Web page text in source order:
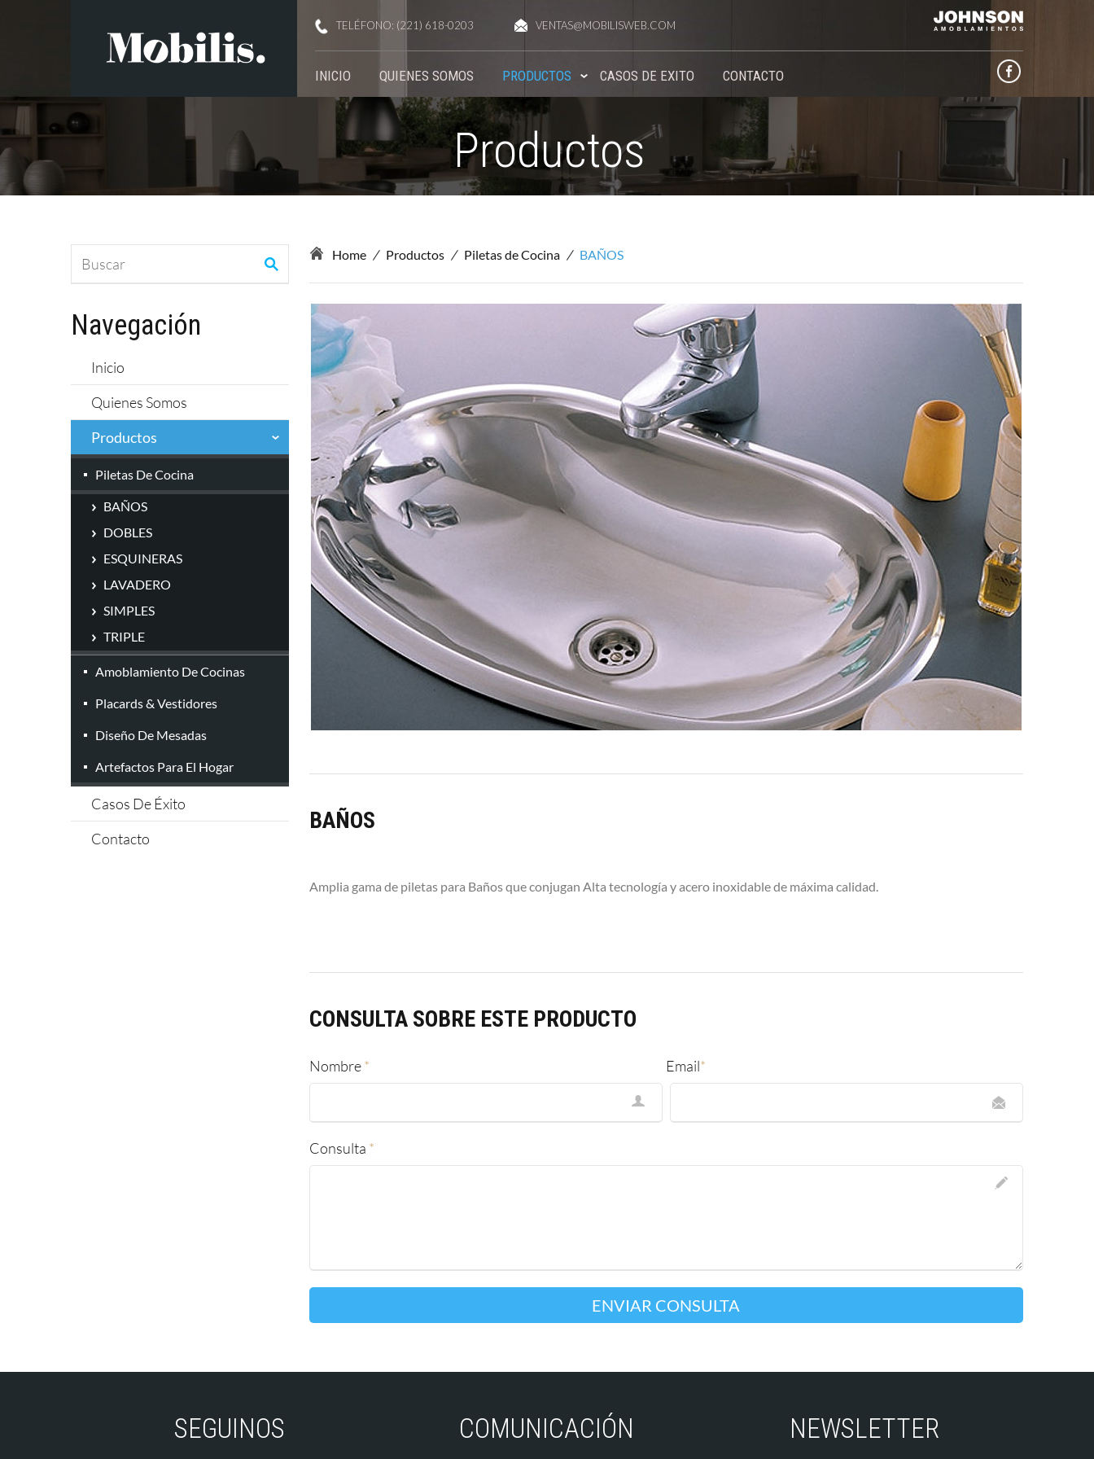
TELÉFONO: (221) 618-0203 VENTAS@MOBILISWEB.COM
INICIO QUIENES SOMOS PRODUCTOS CASOS DE EXITO CONTACTO
Productos
Navegación
Inicio
Quienes Somos
Productos
Piletas De Cocina
BAÑOS
DOBLES
ESQUINERAS
LAVADERO
SIMPLES
TRIPLE
Amoblamiento De Cocinas
Placards & Vestidores
Diseño De Mesadas
Artefactos Para El Hogar
Casos De Éxito
Contacto
Home / Productos / Piletas de Cocina / BAÑOS
BAÑOS
Amplia gama de piletas para Baños que conjugan Alta tecnología y acero inoxidable de máxima calidad.
CONSULTA SOBRE ESTE PRODUCTO
Nombre* Email*
Consulta *
SEGUINOS COMUNICACIÓN NEWSLETTER